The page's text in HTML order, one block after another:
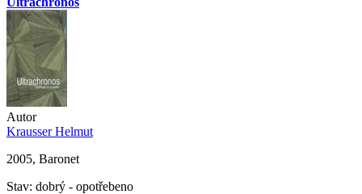
Autor
Krausser Helmut
2005, Baronet
Stav: dobrý - opotřebeno